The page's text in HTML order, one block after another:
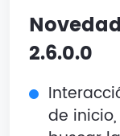
2.6.0.0
de